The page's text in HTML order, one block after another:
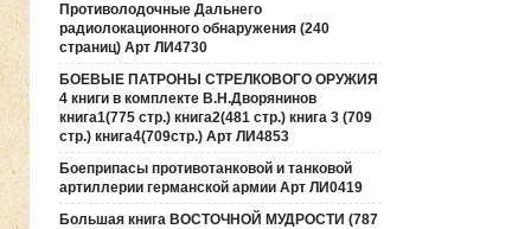
Противолодочные Дальнего
радиолокационного обнаружения (240
страниц) Арт ЛИ4730
БОЕВЫЕ ПАТРОНЫ СТРЕЛКОВОГО ОРУЖИЯ
4 книги в комплекте В.Н.Дворянинов
книга1(775 стр.) книга2(481 стр.) книга 3 (709
стр.) книга4(709стр.) Арт ЛИ4853
Боеприпасы противотанковой и танковой
артиллерии германской армии Арт ЛИ0419
Большая книга ВОСТОЧНОЙ МУДРОСТИ (787